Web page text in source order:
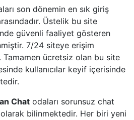
son dönemin en sık giriş
Üstelik bu site
güvenli faaliyet gösteren
7/24 siteye erişim
Tamamen ücretsiz olan bu site
kullanıcılar keyif içerisinde
Chat odaları sorunsuz chat
bilinmektedir. Her biri yeni